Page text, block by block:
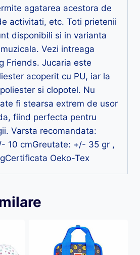
agatarea acestora de
activitati, etc. Toti prietenii
disponibili si in varianta
Vezi intreaga
Friends. Jucaria este
acoperit cu PU, iar la
si clopotel. Nu
fi stearsa extrem de usor
fiind perfecta pentru
Varsta recomandata:
10 cmGreutate: +/- 35 gr ,
Oeko-Tex